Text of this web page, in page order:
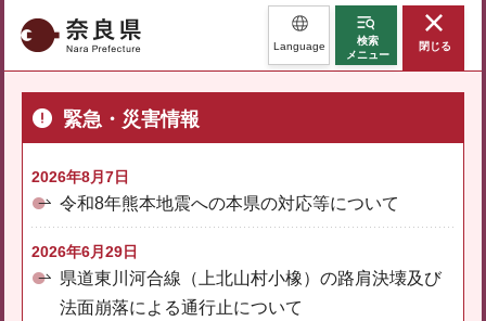
奈良県 Language
検索
メニュー
閉じる
緊急・災害情報
2026年8月7日
令和8年熊本地震への本県の対応等について
2026年6月29日
県道東川河合線（上北山村小橡）の路肩決壊及び
法面崩落による通行止について